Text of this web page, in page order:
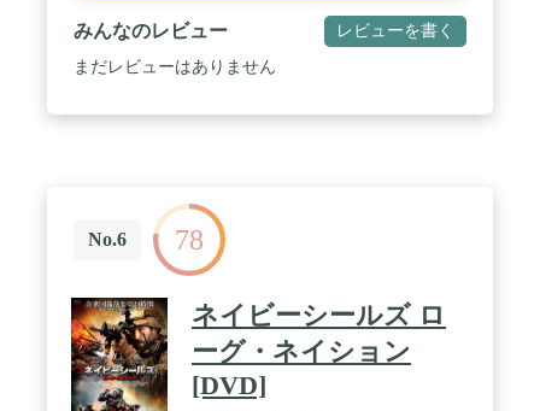
みんなのレビュー レビューを書く
まだレビューはありません
No.6 78
ネイビーシールズ ロ
ーグ・ネイション
[DVD]